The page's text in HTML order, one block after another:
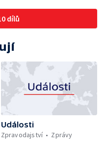
dílů
Události
Zpravodajství
Zprávy